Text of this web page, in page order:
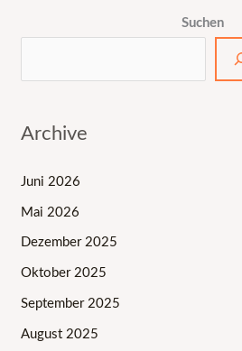
Suchen
Archive
Juni 2026
Mai 2026
Dezember 2025
Oktober 2025
September 2025
August 2025